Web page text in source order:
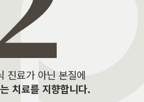
진료가 아닌 본질에
치료를 지향합니다.